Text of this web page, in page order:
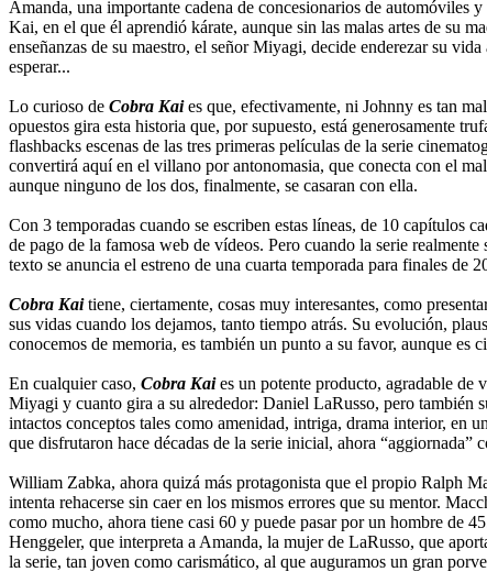
Amanda, una importante cadena de concesionarios de automóviles
Kai, en el que él aprendió kárate, aunque sin las malas artes de su
enseñanzas de su maestro, el señor Miyagi, decide enderezar su
esperar...
Lo curioso de Cobra Kaies que, efectivamente, ni Johnny es tan
opuestos gira esta historia que, por supuesto, está generosamente
flashbacks escenas de las tres primeras películas de la serie
convertirá aquí en el villano por antonomasia, que conecta con el
aunque ninguno de los dos, finalmente, se casaran con ella.
Con 3 temporadas cuando se escriben estas líneas, de 10 capítulos
de pago de la famosa web de vídeos. Pero cuando la serie
texto se anuncia el estreno de una cuarta temporada para finales de
Cobra Kaitiene, ciertamente, cosas muy interesantes, como
sus vidas cuando los dejamos, tanto tiempo atrás. Su evolución,
conocemos de memoria, es también un punto a su favor, aunque es
En cualquier caso, Cobra Kaies un potente producto, agradable de
Miyagi y cuanto gira a su alrededor: Daniel LaRusso, pero también
intactos conceptos tales como amenidad, intriga, drama interior, en
que disfrutaron hace décadas de la serie inicial, ahora “aggiornada”
William Zabka, ahora quizá más protagonista que el propio Ralph
intenta rehacerse sin caer en los mismos errores que su mentor.
como mucho, ahora tiene casi 60 y puede pasar por un hombre de
Henggeler, que interpreta a Amanda, la mujer de LaRusso, que
la serie, tan joven como carismático, al que auguramos un gran